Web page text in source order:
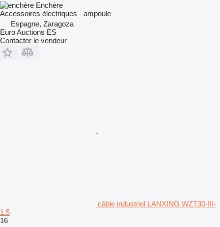
Enchère
Accessoires électriques - ampoule
Espagne, Zaragoza
Euro Auctions ES
Contacter le vendeur
câble industriel LANXING WZT30-III-
1.5
16